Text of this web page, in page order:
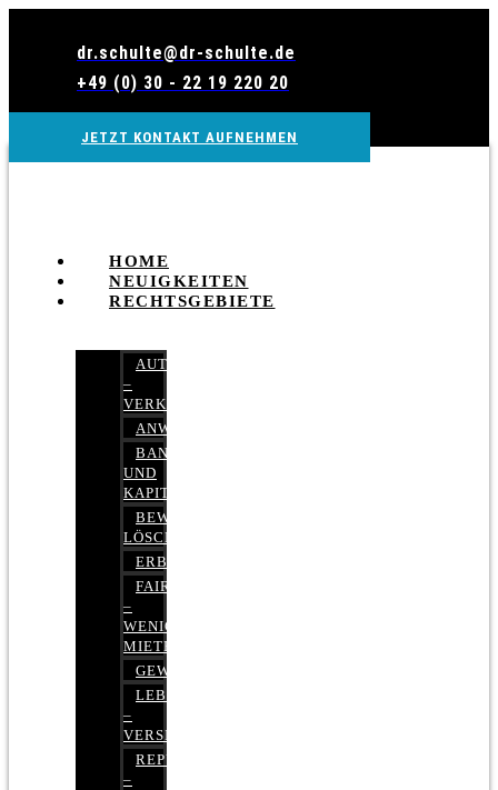
dr.schulte@dr-schulte.de
+49 (0) 30 - 22 19 220 20
JETZT KONTAKT AUFNEHMEN
HOME
NEUIGKEITEN
RECHTSGEBIETE
AUTOBETRUG
–
VERKEHRSRECHT
ANWALTSHAFTUNGSRECHT
BANK-
UND
KAPITALMARKTRECHT
BEWERTUNGEN
LÖSCHEN
ERBRECHT
FAIRMIETEN
–
WENIGER
MIETE
GEWERBERECHT
LEBENSVERSICHERUNG
–
VERSICHERUNGSRECHT
REPUTATIONSRECHT
–